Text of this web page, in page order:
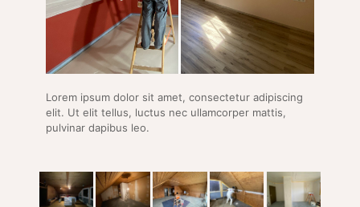
Lorem ipsum dolor sit amet, consectetur adipiscing
elit. Ut elit tellus, luctus nec ullamcorper mattis,
pulvinar dapibus leo.